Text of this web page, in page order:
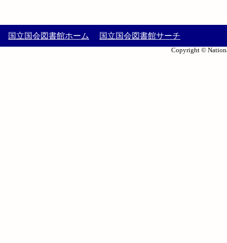
国立国会図書館ホーム 国立国会図書館サーチ
Copyright ©